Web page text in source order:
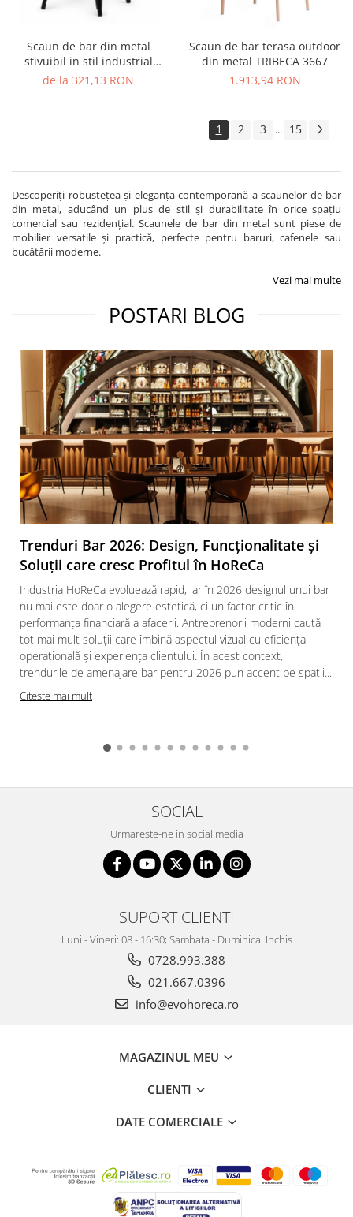
Scaun de bar din metal
stivuibil in stil industrial
TOLIX STOOL STYLE
de la 321,13 RON
Scaun de bar terasa outdoor
din metal TRIBECA 3667
1.913,94 RON
1 2 3 ... 15
Descoperiți robustețea și eleganța contemporană a scaunelor de bar
din metal, aducând un plus de stil și durabilitate în orice spațiu
comercial sau rezidențial. Scaunele de bar din metal sunt piese de
mobilier versatile și practică, perfecte pentru baruri, cafenele sau
bucătării moderne.
Vezi mai multe
POSTARI BLOG
Trenduri Bar 2026: Design, Funcționalitate și
Soluții care cresc Profitul în HoReCa
Industria HoReCa evoluează rapid, iar în 2026 designul unui bar
nu mai este doar o alegere estetică, ci un factor critic în
performanța financiară a afacerii. Antreprenorii moderni caută
tot mai mult soluții care îmbină aspectul vizual cu eficiența
operațională și experiența clientului. În acest context,
trendurile de amenajare bar pentru 2026 pun accent pe spații...
Citeste mai mult
SOCIAL
Urmareste-ne in social media
SUPORT CLIENTI
Luni - Vineri: 08 - 16:30; Sambata - Duminica: Inchis
0728.993.388
021.667.0396
info@evohoreca.ro
MAGAZINUL MEU
CLIENTI
DATE COMERCIALE